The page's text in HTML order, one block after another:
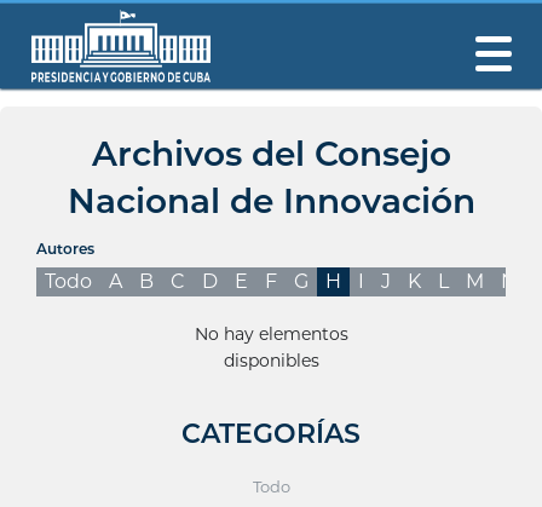
Archivos del Consejo
Nacional de Innovación
Autores
Todo A B C D E F G H I J K L M N
No hay elementos
disponibles
CATEGORÍAS
Todo